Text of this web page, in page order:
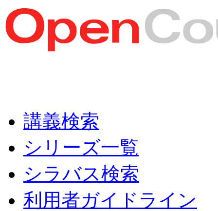
講義検索
シリーズ一覧
シラバス検索
利用者ガイドライン